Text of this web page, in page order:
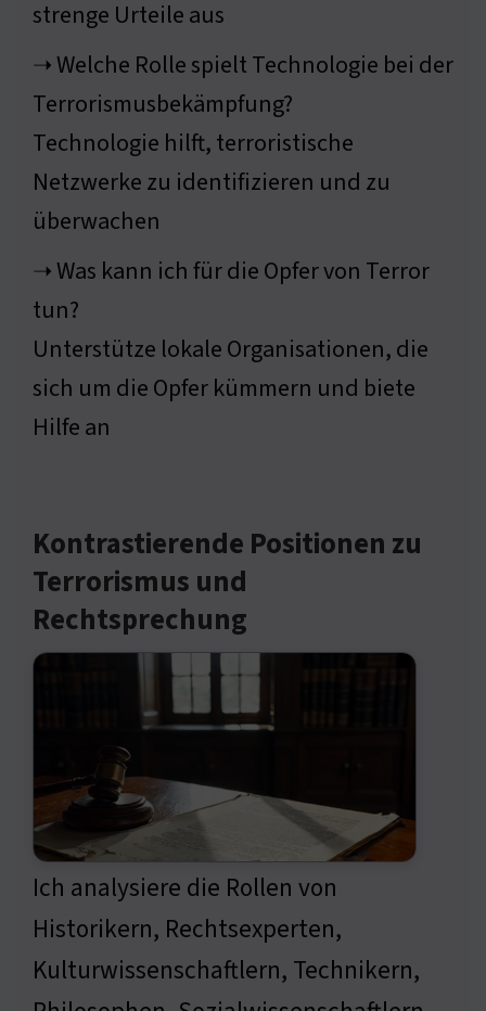
strenge Urteile aus
➝ Welche Rolle spielt Technologie bei der
Terrorismusbekämpfung?
Technologie hilft, terroristische
Netzwerke zu identifizieren und zu
überwachen
➝ Was kann ich für die Opfer von Terror
tun?
Unterstütze lokale Organisationen, die
sich um die Opfer kümmern und biete
Hilfe an
Kontrastierende Positionen zu
Terrorismus und
Rechtsprechung
Ich analysiere die Rollen von
Historikern, Rechtsexperten,
Kulturwissenschaftlern, Technikern,